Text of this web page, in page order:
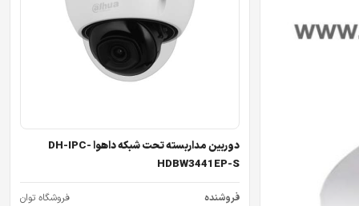
دوربین مداربسته تحت شبکه داهوا DH-IPC-
HDBW3441EP-S
فروشنده
فروشگاه توان